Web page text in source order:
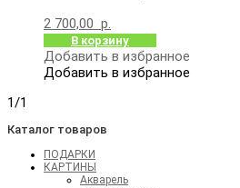
2 700,00 р.
В корзину
Добавить в избранное
Добавить в избранное
1/1
Каталог товаров
ПОДАРКИ
КАРТИНЫ
Акварель